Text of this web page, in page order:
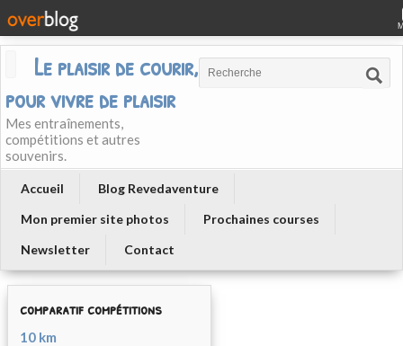
Le plaisir de courir, courir
pour vivre de plaisir
Mes entraînements,
compétitions et autres
souvenirs.
Accueil
Blog Revedaventure
Mon premier site photos
Prochaines courses
Newsletter
Contact
comparatif compétitions
10 km